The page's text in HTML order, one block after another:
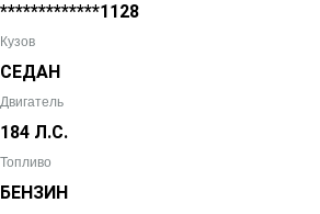
*************1128
Кузов
СЕДАН
Двигатель
184 Л.С.
Топливо
БЕНЗИН